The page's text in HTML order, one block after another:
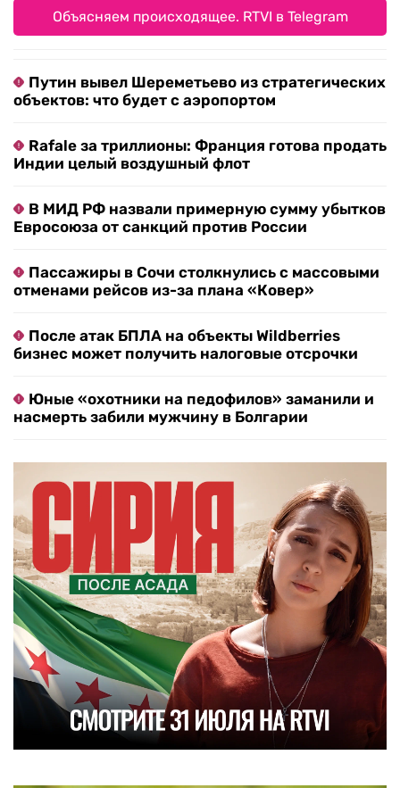
Объясняем происходящее. RTVI в Telegram
Путин вывел Шереметьево из стратегических
объектов: что будет с аэропортом
Rafale за триллионы: Франция готова продать
Индии целый воздушный флот
В МИД РФ назвали примерную сумму убытков
Евросоюза от санкций против России
Пассажиры в Сочи столкнулись с массовыми
отменами рейсов из-за плана «Ковер»
После атак БПЛА на объекты Wildberries
бизнес может получить налоговые отсрочки
Юные «охотники на педофилов» заманили и
насмерть забили мужчину в Болгарии